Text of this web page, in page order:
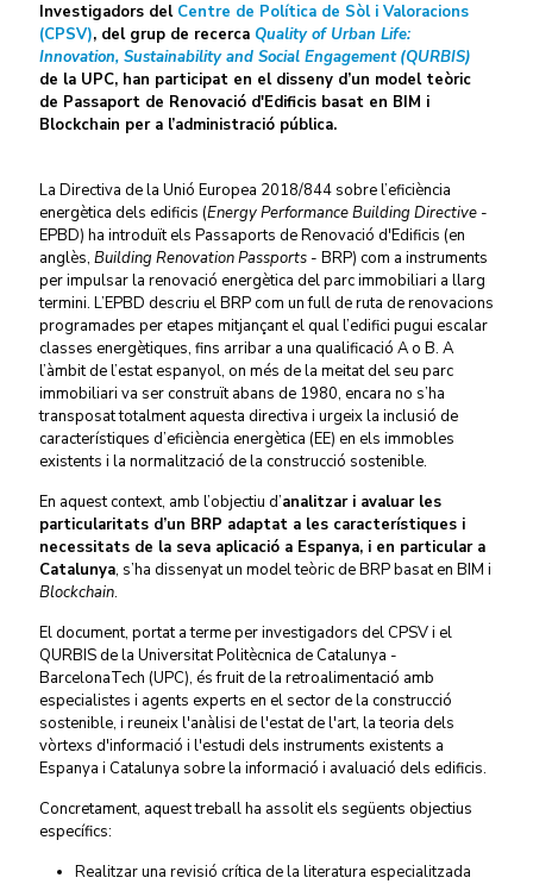
Investigadors del Centre de Política de Sòl i Valoracions
(CPSV), del grup de recerca Quality of Urban Life:
Innovation, Sustainability and Social Engagement (QURBIS)
de la UPC, han participat en el disseny d’un model teòric
de Passaport de Renovació d'Edificis basat en BIM i
Blockchain per a l’administració pública.
La Directiva de la Unió Europea 2018/844 sobre l’eficiència
energètica dels edificis (Energy Performance Building Directive -
EPBD) ha introduït els Passaports de Renovació d'Edificis (en
anglès, Building Renovation Passports - BRP) com a instruments
per impulsar la renovació energètica del parc immobiliari a llarg
termini. L’EPBD descriu el BRP com un full de ruta de renovacions
programades per etapes mitjançant el qual l’edifici pugui escalar
classes energètiques, fins arribar a una qualificació A o B. A
l’àmbit de l’estat espanyol, on més de la meitat del seu parc
immobiliari va ser construït abans de 1980, encara no s’ha
transposat totalment aquesta directiva i urgeix la inclusió de
característiques d’eficiència energètica (EE) en els immobles
existents i la normalització de la construcció sostenible.
En aquest context, amb l’objectiu d’analitzar i avaluar les
particularitats d’un BRP adaptat a les característiques i
necessitats de la seva aplicació a Espanya, i en particular a
Catalunya, s’ha dissenyat un model teòric de BRP basat en BIM i
Blockchain.
El document, portat a terme per investigadors del CPSV i el
QURBIS de la Universitat Politècnica de Catalunya -
BarcelonaTech (UPC), és fruit de la retroalimentació amb
especialistes i agents experts en el sector de la construcció
sostenible, i reuneix l'anàlisi de l'estat de l'art, la teoria dels
vòrtexs d'informació i l'estudi dels instruments existents a
Espanya i Catalunya sobre la informació i avaluació dels edificis.
Concretament, aquest treball ha assolit els següents objectius
específics:
Realitzar una revisió crítica de la literatura especialitzada